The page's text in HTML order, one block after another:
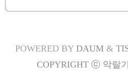
POWERED BY DAUM&
COPYRIGHT ⓒ 악랄